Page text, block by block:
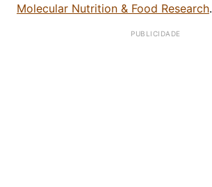
Molecular Nutrition & Food Research.